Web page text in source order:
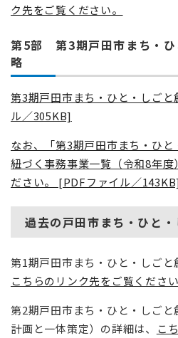
ク先をご覧ください。
第5部 第3期戸田市まち・ひ
略
第3期戸田市まち・ひと・しご
ル／305KB]
なお、「第3期戸田市まち・ひ
紐づく事務事業一覧（令和8年度
ださい。 [PDFファイル／
過去の戸田市まち・ひと
第1期戸田市まち・ひと・しごと
こちらのリンク先をご覧ください
第2期戸田市まち・ひと・しご
計画と一体策定）の詳細は、
こ